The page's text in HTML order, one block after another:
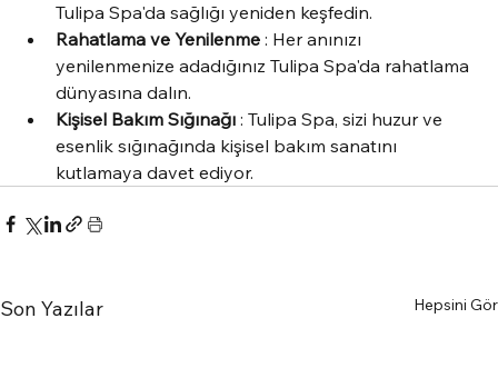
Tulipa Spa'da sağlığı yeniden keşfedin.
Rahatlama ve Yenilenme : Her anınızı
yenilenmenize adadığınız Tulipa Spa'da rahatlama
dünyasına dalın.
Kişisel Bakım Sığınağı : Tulipa Spa, sizi huzur ve
esenlik sığınağında kişisel bakım sanatını
kutlamaya davet ediyor.
Son Yazılar Hepsini Gör